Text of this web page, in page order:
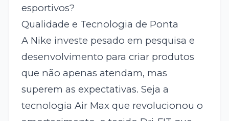
esportivos?
Qualidade e Tecnologia de Ponta
A Nike investe pesado em pesquisa e
desenvolvimento para criar produtos
que não apenas atendam, mas
superem as expectativas. Seja a
tecnologia Air Max que revolucionou o